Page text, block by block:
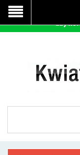
Nasza strona
prawidłowego
aby